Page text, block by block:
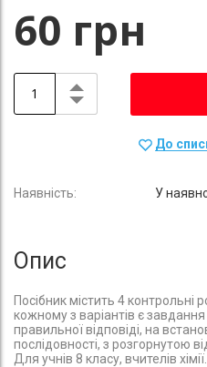
60 грн
До
У
Опис
Посібник містить 4 контрольні
кожному з варіантів є
правильної відповіді, на
послідовності, з розгорнутою
Для учнів 8 класу, вчителів хімії.